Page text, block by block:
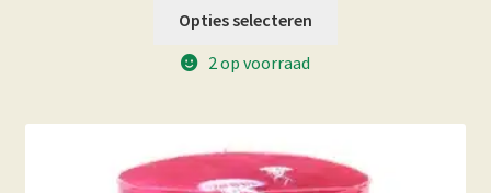
Opties selecteren
2 op voorraad